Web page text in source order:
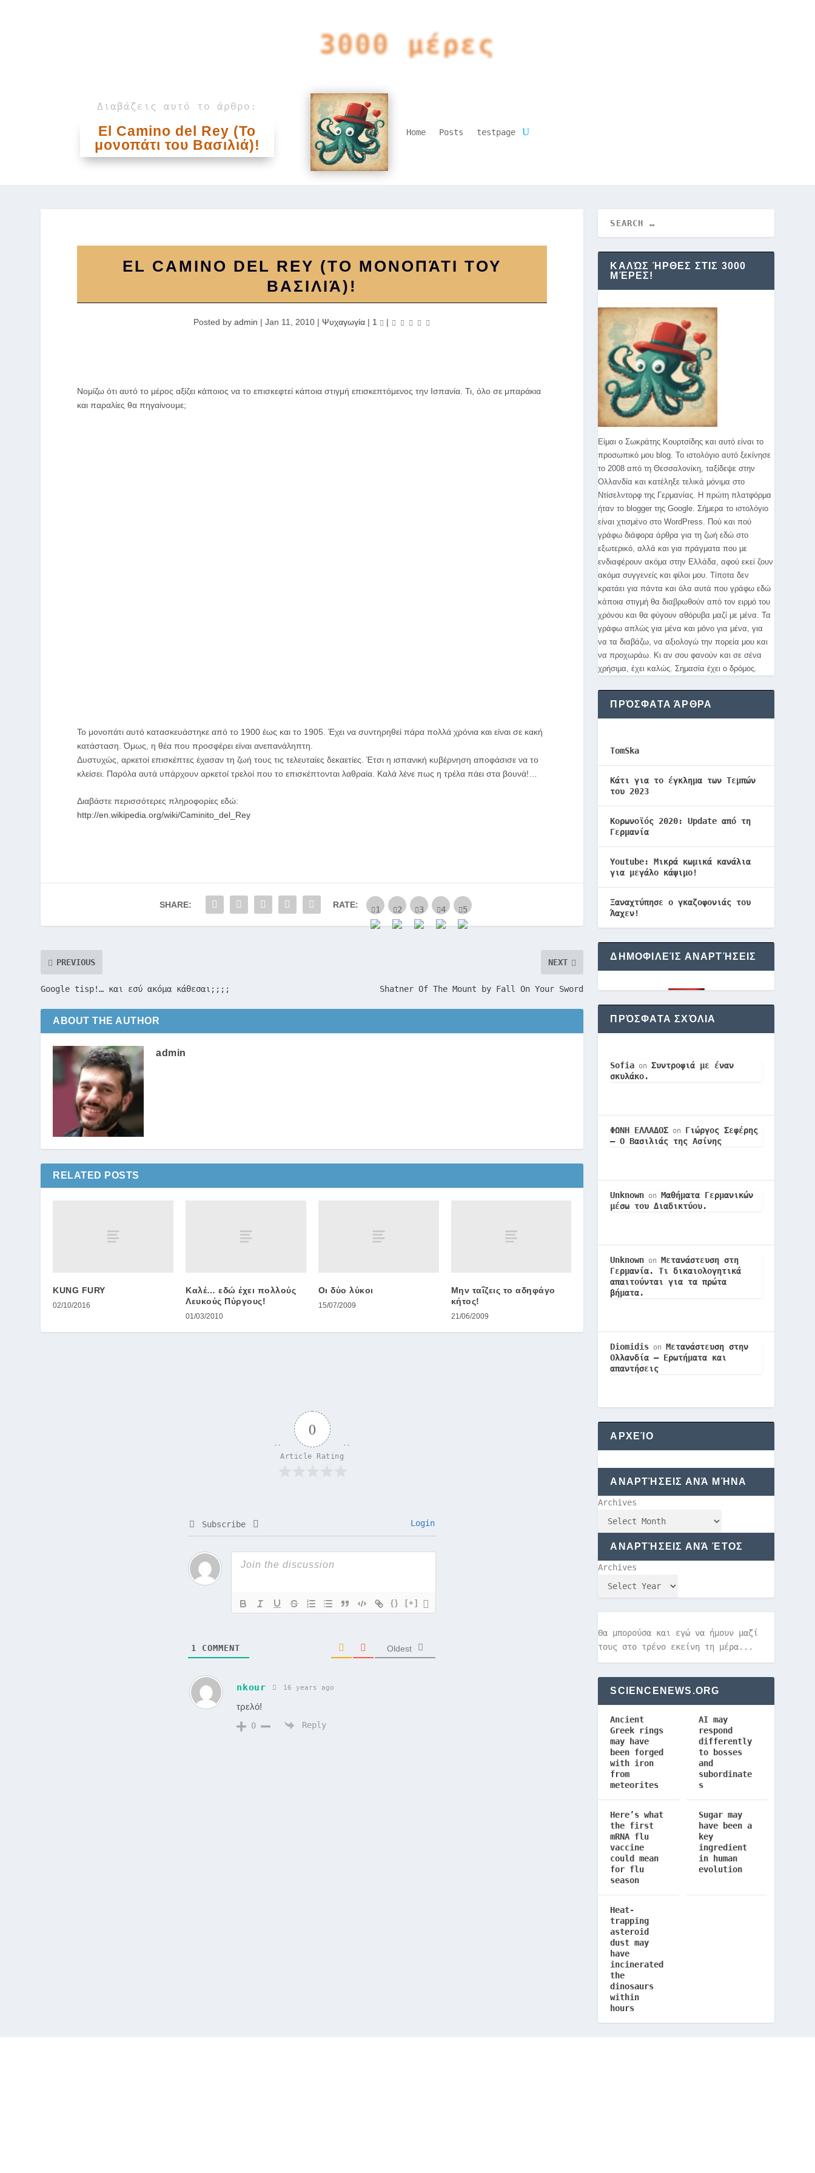
3000 μέρες
Διαβάζεις αυτό το άρθρο:
El Camino del Rey (Το
μονοπάτι του Βασιλιά)!
Home Posts testpage
EL CAMINO DEL REY (ΤΟ ΜΟΝΟΠΆΤΙ ΤΟΥ
ΒΑΣΙΛΙΆ)!
Posted by admin | Jan 11, 2010| Ψυχαγωγία| 1 |
Νομίζω ότι αυτό το μέρος αξίζει κάποιος να το επισκεφτεί κάποια στιγμή επισκεπτόμενος την Ισπανία. Τι, όλο σε μπαράκια
και παραλίες θα πηγαίνουμε;
Το μονοπάτι αυτό κατασκευάστηκε από το 1900 έως και το 1905. Έχει να συντηρηθεί πάρα πολλά χρόνια και είναι σε κακή
κατάσταση. Όμως, η θέα που προσφέρει είναι ανεπανάληπτη.
Δυστυχώς, αρκετοί επισκέπτες έχασαν τη ζωή τους τις τελευταίες δεκαετίες. Έτσι η ισπανική κυβέρνηση αποφάσισε να το
κλείσει. Παρόλα αυτά υπάρχουν αρκετοί τρελοί που το επισκέπτονται λαθραία. Καλά λένε πως η τρέλα πάει στα βουνά!…
Διαβάστε περισσότερες πληροφορίες εδώ:
http://en.wikipedia.org/wiki/Caminito_del_Rey
SHARE: RATE:
PREVIOUS
Google tisp!… και εσύ ακόμα κάθεσαι;;;;
NEXT
Shatner Of The Mount by Fall On Your Sword
ABOUT THE AUTHOR
admin
RELATED POSTS
KUNG FURY
02/10/2016
Καλέ… εδώ έχει πολλούς
Λευκούς Πύργους!
01/03/2010
Οι δύο λύκοι
15/07/2009
Μην ταΐζεις το αδηφάγο
κήτος!
21/06/2009
0
Article Rating
Subscribe Login
{} [+]
1 COMMENT Oldest
nkour 16 years ago
τρελό!
0 Reply
ΚΑΛΏΣ ΉΡΘΕΣ ΣΤΙΣ 3000
ΜΈΡΕΣ!
Είμαι ο Σωκράτης Κουρτσίδης και αυτό είναι το
προσωπικό μου blog. Το ιστολόγιο αυτό ξεκίνησε
το 2008 από τη Θεσσαλονίκη, ταξίδεψε στην
Ολλανδία και κατέληξε τελικά μόνιμα στο
Ντίσελντορφ της Γερμανίας. Η πρώτη πλατφόρμα
ήταν το blogger της Google. Σήμερα το ιστολόγιο
είναι χτισμένο στο WordPress. Πού και πού
γράφω διάφορα άρθρα για τη ζωή εδώ στο
εξωτερικό, αλλά και για πράγματα που με
ενδιαφέρουν ακόμα στην Ελλάδα, αφού εκεί ζουν
ακόμα συγγενείς και φίλοι μου. Τίποτα δεν
κρατάει για πάντα και όλα αυτά που γράφω εδώ
κάποια στιγμή θα διαβρωθούν από τον ειρμό του
χρόνου και θα φύγουν αθόρυβα μαζί με μένα. Τα
γράφω απλώς για μένα και μόνο για μένα, για
να τα διαβάζω, να αξιολογώ την πορεία μου και
να προχωράω. Κι αν σου φανούν και σε σένα
χρήσιμα, έχει καλώς. Σημασία έχει ο δρόμος.
ΠΡΌΣΦΑΤΑ ΆΡΘΡΑ
TomSka
Κάτι για το έγκλημα των Τεμπών
του 2023
Κορωνοϊός 2020: Update από τη
Γερμανία
Youtube: Μικρά κωμικά κανάλια
για μεγάλο κάψιμο!
Ξαναχτύπησε ο γκαζοφονιάς του
Άαχεν!
ΔΗΜΟΦΙΛΕΊΣ ΑΝΑΡΤΉΣΕΙΣ
ΠΡΌΣΦΑΤΑ ΣΧΌΛΙΑ
Sofia onΣυντροφιά με έναν
σκυλάκο.
ΦΩΝΗ ΕΛΛΑΔΟΣ on Γιώργος Σεφέρης
– Ο Βασιλιάς της Ασίνης
Unknown on Μαθήματα Γερμανικών
μέσω του Διαδικτύου.
Unknown on Μετανάστευση στη
Γερμανία. Τι δικαιολογητικά
απαιτούνται για τα πρώτα
βήματα.
Diomidis on Μετανάστευση στην
Ολλανδία – Ερωτήματα και
απαντήσεις
ΑΡΧΕΊΟ
ΑΝΑΡΤΉΣΕΙΣ ΑΝΆ ΜΉΝΑ
Archives
ΑΝΑΡΤΉΣΕΙΣ ΑΝΆ ΈΤΟΣ
Archives
Θα μπορούσα και εγώ να ήμουν μαζί
τους στο τρένο εκείνη τη μέρα...
SCIENCENEWS.ORG
Ancient
Greek rings
may have
been forged
with iron
from
meteorites
AI may
respond
differently
to bosses
and
subordinate
s
Here’s what
the first
mRNA flu
vaccine
could mean
for flu
season
Sugar may
have been a
key
ingredient
in human
evolution
Heat-
trapping
asteroid
dust may
have
incinerated
the
dinosaurs
within
hours